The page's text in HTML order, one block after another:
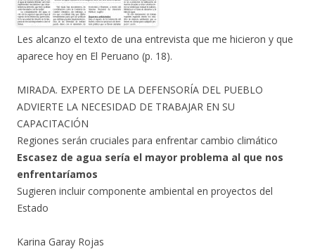
Les alcanzo el texto de una entrevista que me hicieron y que
aparece hoy en El Peruano (p. 18).
MIRADA. EXPERTO DE LA DEFENSORÍA DEL PUEBLO
ADVIERTE LA NECESIDAD DE TRABAJAR EN SU
CAPACITACIÓN
Regiones serán cruciales para enfrentar cambio climático
Escasez de agua sería el mayor problema al que nos
enfrentaríamos
Sugieren incluir componente ambiental en proyectos del
Estado
Karina Garay Rojas